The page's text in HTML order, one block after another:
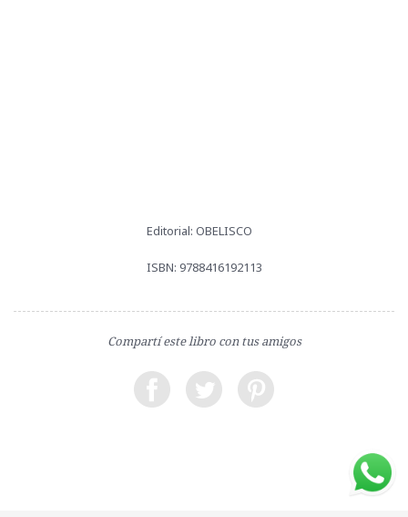
Editorial: OBELISCO
ISBN: 9788416192113
Compartí este libro con tus amigos